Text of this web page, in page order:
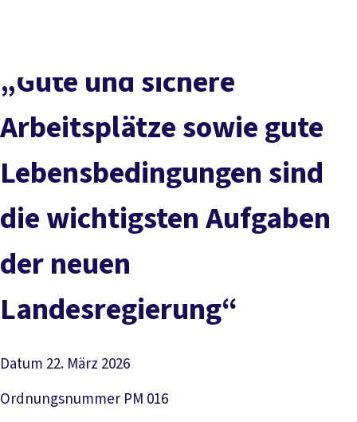
Politik vor Ort
Mitmachen
„Gute und sichere
Arbeitsplätze sowie gute
Lebensbedingungen sind
die wichtigsten Aufgaben
der neuen
Landesregierung“
Datum 22. März 2026
Ordnungsnummer PM 016